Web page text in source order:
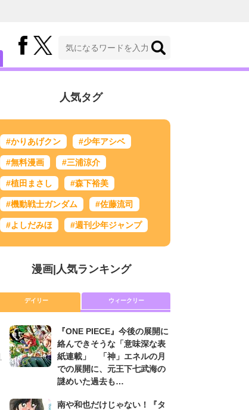
人気タグ
#かりあげクン #少年アシベ
#無料漫画 #三浦涼介
#植田まさし #森下裕美
#機動戦士ガンダム #佐藤流司
#よしだみほ #週刊少年ジャンプ
漫画| 人気ランキング
デイリー ウィークリー
『ONE PIECE』今後の展開に
絡んできそうな「意味深な表
紙連載」 「神」エネルの月
での展開に、元王下七武海の
謎めいた過去も…
南や和也だけじゃない！『タ